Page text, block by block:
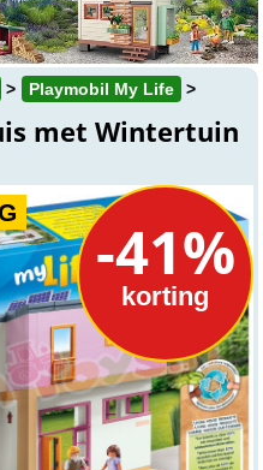
Playmobil My Life
met Wintertuin
-41%
korting